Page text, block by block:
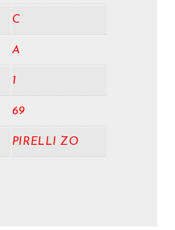
C
A
1
69
PIRELLI ZO